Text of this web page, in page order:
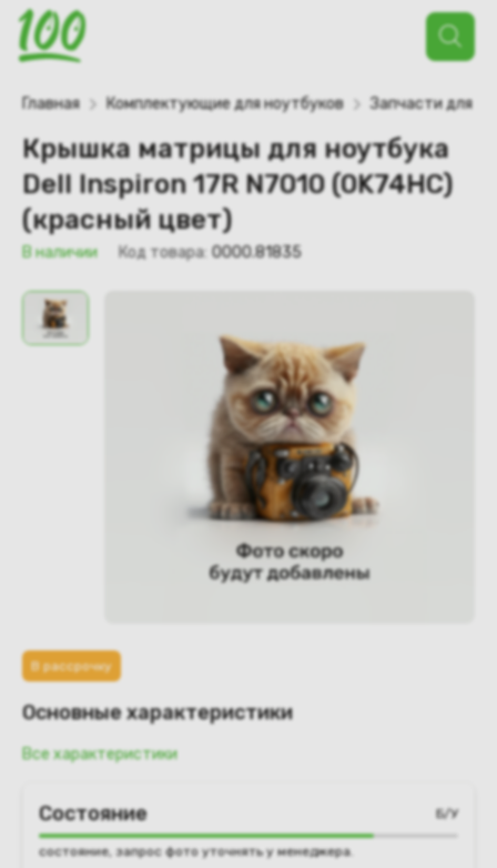
Поиск
товаров
Главная Комплектующие для ноутбуков Запчасти для
Крышка матрицы для ноутбука
Dell Inspiron 17R N7010 (0K74HC)
(красный цвет)
В наличии Код товара: 0000.81835
В рассрочку
Основные характеристики
Все характеристики
Состояние Б/У
состояние, запрос фото уточнять у менеджера.